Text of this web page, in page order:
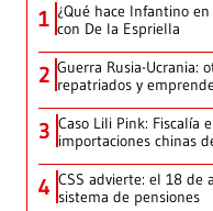
1 ¿Qué hace Infantino
con De la Espriella
2 Guerra Rusia-Ucrania:
repatriados y
3 Caso Lili Pink: Fiscalía
importaciones chinas
4 CSS advierte: el 18 de
sistema de pensiones